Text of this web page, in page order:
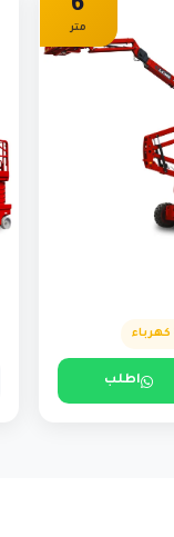
6
متر
كهرباء
اطلب